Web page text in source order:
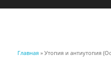
Вы здесь
Главная » Утопия и антиутопия